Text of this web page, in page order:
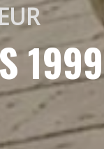
1999